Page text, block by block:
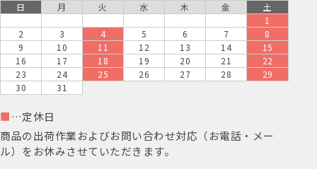
日 月 火 水 木 金
土
1
2
3 4 5 6 7
8
9
10 11 12 13 14
15
16
17 18 19 20 21
22
23
24 25 26 27 28
29
30
31
■ …定休日
商品の出荷作業およびお問い合わせ対応（お電話・メー
ル）をお休みさせていただきます。